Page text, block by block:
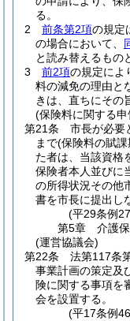
る。
2
前条第2項の規定
の場合において、
と読み替えるもの
3
前2項の規定によ
料の減免の理由と
きは、直ちにその
(保険料に関する申
第21条
市長が必要
まで(保険料の賦
た者は、当該資格
保険者本人並びに
の所得状況その他
書を市長に提出し
(平29条例
第5章
介護
(運営協議会)
第22条
法第117条
事業計画の策定及
険に関する事項を
会を設置する。
(平17条例